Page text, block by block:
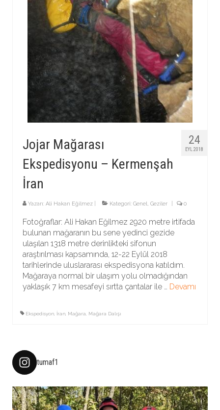
24
EYL 2018
Jojar Mağarası
Ekspedisyonu – Kermenşah
İran
Yazarı: Ali Hakan Eğilmez Kategori: Genel, Geziler 0
Fotoğraflar: Ali Hakan Eğilmez 2920 metre irtifada
bulunan mağaranın bu sene yedinci gezide
ulaşılan 1318 metre derinlikteki sifonun
araştırılması kapsamında, 12-22 Eylül 2018
tarihlerinde uluslararası ekspedisyona katıldım.
Mağaraya normal bir ulaşım yolu olmadığından
yaklaşık 7 km mesafeyi sırtta çantalar ile … Devamı
Ekspedisyon İran Mağara Mağara Dalışı
tumaf1